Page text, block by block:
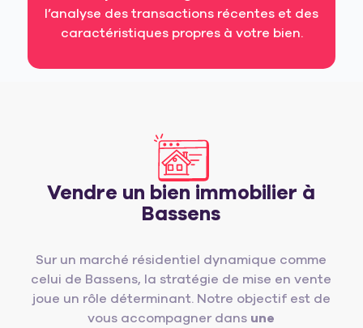
l’analyse des transactions récentes et des
caractéristiques propres à votre bien.
Vendre un bien immobilier à
Bassens
Sur un marché résidentiel dynamique comme
celui de Bassens, la stratégie de mise en vente
joue un rôle déterminant. Notre objectif est de
vous accompagner dans une